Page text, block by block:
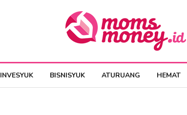
INVESYUK BISNISYUK ATURUANG HEMAT